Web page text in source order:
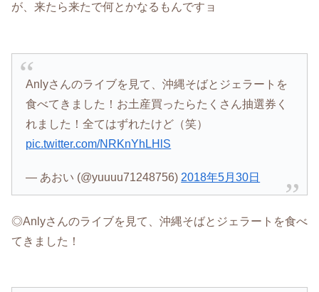
が、来たら来たで何とかなるもんですョ
Anlyさんのライブを見て、沖縄そばとジェラートを
食べてきました！お土産買ったらたくさん抽選券く
れました！全てはずれたけど（笑）
pic.twitter.com/NRKnYhLHlS
— あおい (@yuuuu71248756) 2018年5月30日
◎Anlyさんのライブを見て、沖縄そばとジェラートを食べ
てきました！